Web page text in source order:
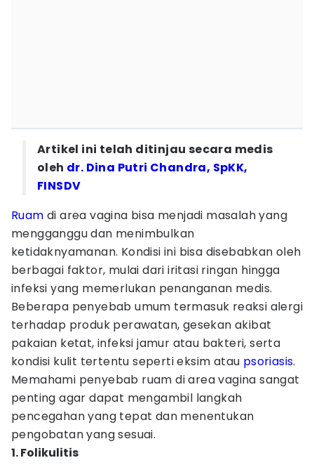
Artikel ini telah ditinjau secara medis
oleh dr. Dina Putri Chandra, SpKK,
FINSDV
Ruam di area vagina bisa menjadi masalah yang
mengganggu dan menimbulkan
ketidaknyamanan. Kondisi ini bisa disebabkan oleh
berbagai faktor, mulai dari iritasi ringan hingga
infeksi yang memerlukan penanganan medis.
Beberapa penyebab umum termasuk reaksi alergi
terhadap produk perawatan, gesekan akibat
pakaian ketat, infeksi jamur atau bakteri, serta
kondisi kulit tertentu seperti eksim atau psoriasis.
Memahami penyebab ruam di area vagina sangat
penting agar dapat mengambil langkah
pencegahan yang tepat dan menentukan
pengobatan yang sesuai.
1. Folikulitis